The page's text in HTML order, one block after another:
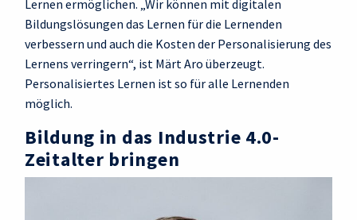
Lernen ermöglichen. „Wir können mit digitalen
Bildungslösungen das Lernen für die Lernenden
verbessern und auch die Kosten der Personalisierung des
Lernens verringern“, ist Märt Aro überzeugt.
Personalisiertes Lernen ist so für alle Lernenden
möglich.
Bildung in das Industrie 4.0-
Zeitalter bringen